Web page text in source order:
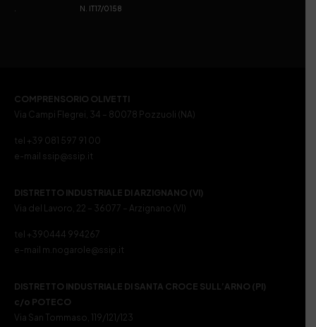
. N. IT17/0158
COMPRENSORIO OLIVETTI
Via Campi Flegrei, 34 – 80078 Pozzuoli (NA)
tel +39 081 597 91 00
e-mail ssip@ssip.it
DISTRETTO INDUSTRIALE DI ARZIGNANO (VI)
Via del Lavoro, 22 – 36077 – Arzignano (VI)
tel +390444 994267
e-mail m.nogarole@ssip.it
DISTRETTO INDUSTRIALE DI SANTA CROCE SULL’ARNO (PI)
c/o POTECO
Via San Tommaso, 119/121/123